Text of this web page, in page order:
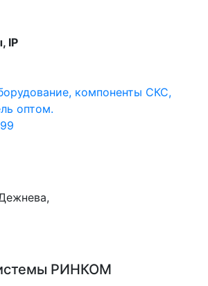
IP
РИНКОМ